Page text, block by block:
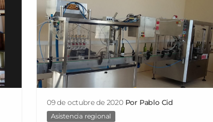
09 de octubre de 2020 Por Pablo Cid
Asistencia regional